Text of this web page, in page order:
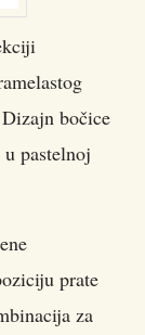
bočice
pastelnoj
prate
za